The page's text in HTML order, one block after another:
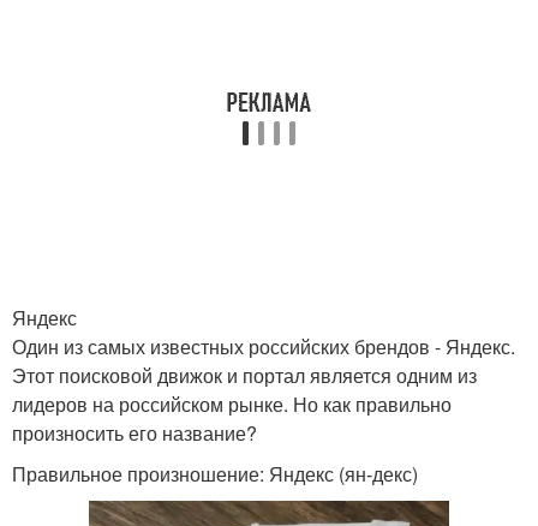
Яндекс
Один из самых известных российских брендов - Яндекс.
Этот поисковой движок и портал является одним из
лидеров на российском рынке. Но как правильно
произносить его название?
Правильное произношение: Яндекс (ян-декс)